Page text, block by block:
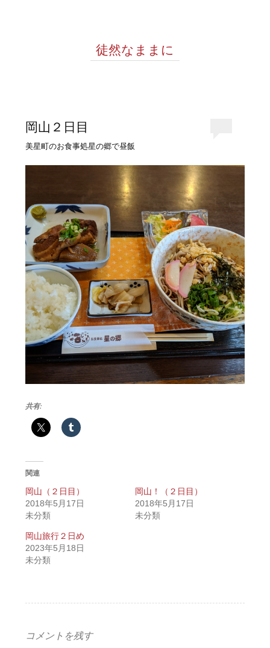
徒然なままに
岡山２日目
美星町のお食事処星の郷で昼飯
共有:
関連
岡山（２日目）
2018年5月17日
未分類
岡山！（２日目）
2018年5月17日
未分類
岡山旅行２日め
2023年5月18日
未分類
コメントを残す